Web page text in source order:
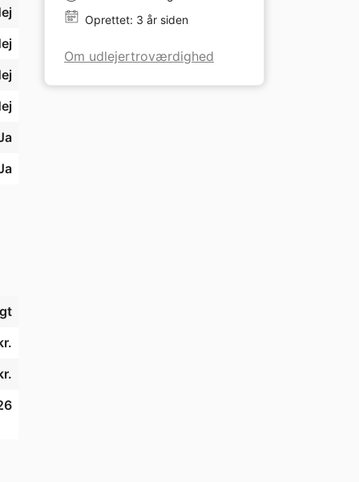
Oprettet: 3 år siden
Om udlejertroværdighed